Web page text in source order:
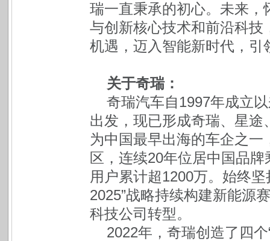
瑞一直秉承的初心。未来
与创新核心技术和前沿科
机遇，迈入智能新时代，
关于奇瑞：
奇瑞汽车自1997年成立
出发，现已形成奇瑞、星
为中国最早出海的车企之
区，连续20年位居中国品
用户累计超1200万。始终
2025”战略持续构建新能源
科技公司转型。
2022年，奇瑞创造了四